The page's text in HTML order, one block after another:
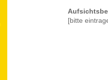
[bitte